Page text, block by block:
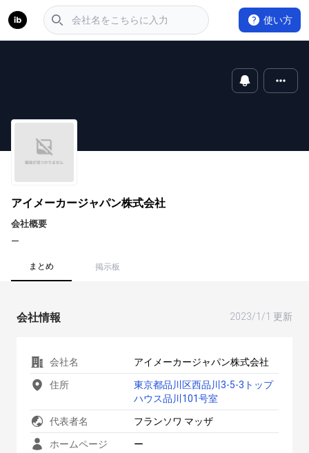
使い方
アイメーカージャパン株式会社
会社概要
ー
まとめ 掲示板
会社情報 2023/1/1 更新
会社名 アイメーカージャパン株式会社
住所
東京都品川区西品川3-5-3トップ
ハウス品川101号室
代表者名 フランソワ マッザ
ホームページ ー